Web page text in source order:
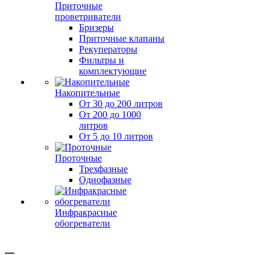
Приточные
проветриватели
Бризеры
Приточные клапаны
Рекуператоры
Фильтры и
комплектующие
Накопительные
От 30 до 200 литров
От 200 до 1000
литров
От 5 до 10 литров
Проточные
Трехфазные
Однофазные
Инфракрасные
обогреватели